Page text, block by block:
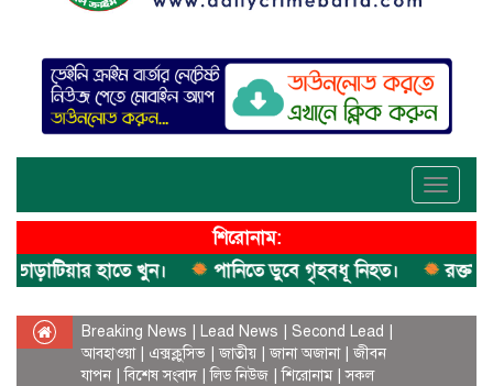
Toggle
শিরোনাম:
হাতে খুন।
পানিতে ডুবে গৃহবধূ নিহত। রক্তাক্ত
Breaking News Lead News Second Lead
আবহাওয়া| এক্সক্লুসিভ |জাতীয় |জানা অজানা|জীবন
যাপন |বিশেষ সংবাদ|লিড নিউজ |শিরোনাম|সকল